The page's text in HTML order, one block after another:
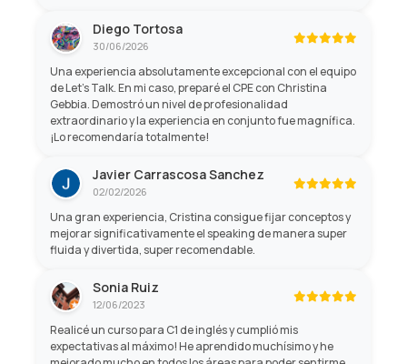
Diego Tortosa
30/06/2026
Una experiencia absolutamente excepcional con el equipo
de Let's Talk. En mi caso, preparé el CPE con Christina
Gebbia. Demostró un nivel de profesionalidad
extraordinario y la experiencia en conjunto fue magnífica.
¡Lo recomendaría totalmente!
Javier Carrascosa Sanchez
02/02/2026
Una gran experiencia, Cristina consigue fijar conceptos y
mejorar significativamente el speaking de manera super
fluida y divertida, super recomendable.
Sonia Ruiz
12/06/2023
Realicé un curso para C1 de inglés y cumplió mis
expectativas al máximo! He aprendido muchísimo y he